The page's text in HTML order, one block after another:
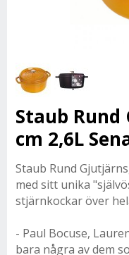
Staub
cm 2,6L
Staub Rund
med sitt unika
stjärnkockar över
- Paul Bocuse,
bara några av dem